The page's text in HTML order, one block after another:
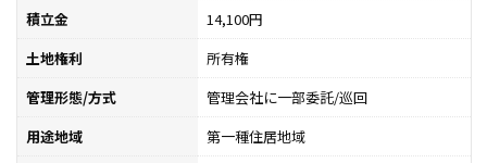
積立金
14,100円
土地権利
所有権
管理形態/方式
管理会社に一部委託/巡回
用途地域
第一種住居地域